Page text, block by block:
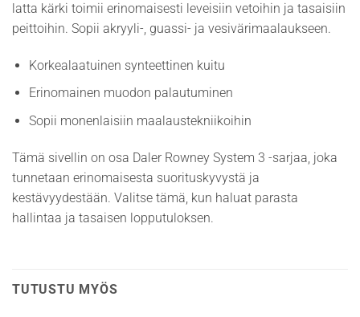
latta kärki toimii erinomaisesti leveisiin vetoihin ja tasaisiin
peittoihin. Sopii akryyli-, guassi- ja vesivärimaalaukseen.
Korkealaatuinen synteettinen kuitu
Erinomainen muodon palautuminen
Sopii monenlaisiin maalaustekniikoihin
Tämä sivellin on osa Daler Rowney System 3 -sarjaa, joka
tunnetaan erinomaisesta suorituskyvystä ja
kestävyydestään. Valitse tämä, kun haluat parasta
hallintaa ja tasaisen lopputuloksen.
TUTUSTU MYÖS